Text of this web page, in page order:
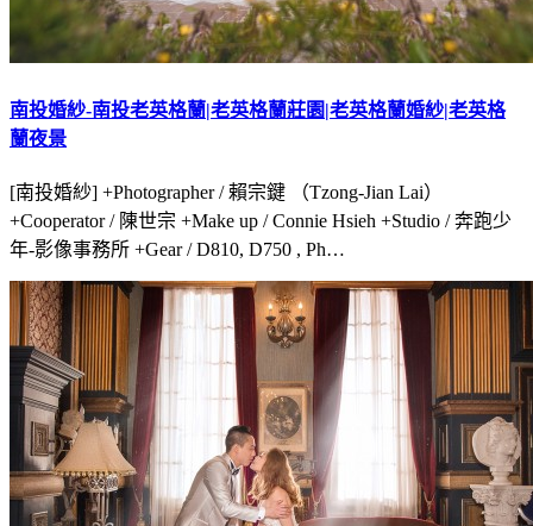
南投婚紗-南投老英格蘭|老英格蘭莊園|老英格蘭婚紗|老英格
蘭夜景
[南投婚紗] +Photographer / 賴宗鍵 （Tzong-Jian Lai）
+Cooperator / 陳世宗 +Make up / Connie Hsieh +Studio / 奔跑少
年-影像事務所 +Gear / D810, D750 , Ph…